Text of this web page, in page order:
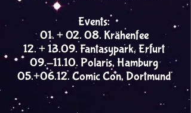
Events:
01. + 02. 08. Krähenfee
12. + 13.09. Fantasypark, Erfurt
09.-11.10. Polaris, Hamburg
05.+06.12. Comic Con, Dortmund